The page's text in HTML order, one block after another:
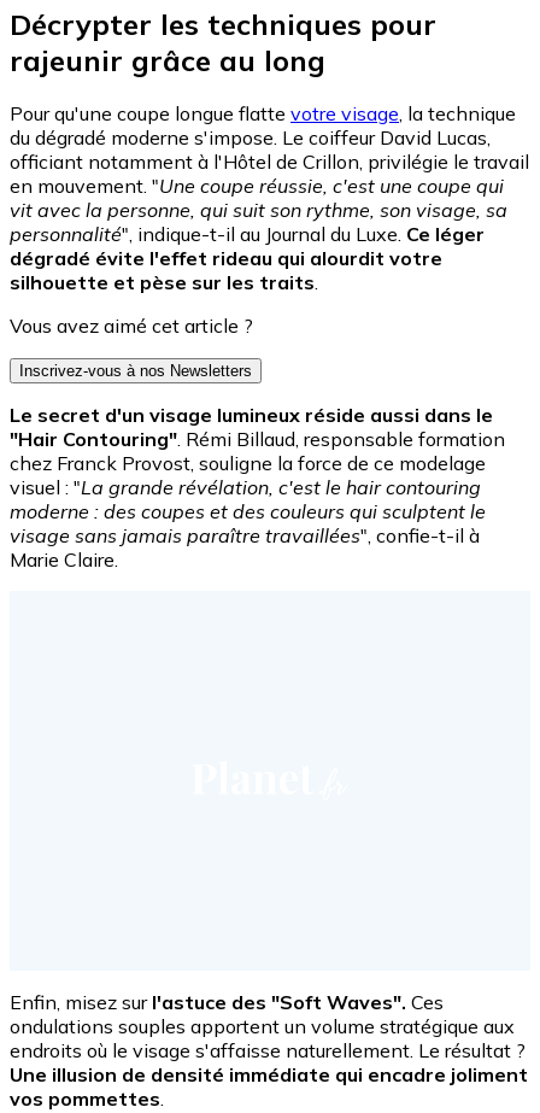
Décrypter les techniques pour
rajeunir grâce au long
Pour qu'une coupe longue flatte votre visage, la technique
du dégradé moderne s'impose. Le coiffeur David Lucas,
officiant notamment à l'Hôtel de Crillon, privilégie le travail
en mouvement. "Une coupe réussie, c'est une coupe qui
vit avec la personne, qui suit son rythme, son visage, sa
personnalité", indique-t-il au Journal du Luxe. Ce léger
dégradé évite l'effet rideau qui alourdit votre
silhouette et pèse sur les traits.
Vous avez aimé cet article ?
Inscrivez-vous à nos Newsletters
Le secret d'un visage lumineux réside aussi dans le
"Hair Contouring". Rémi Billaud, responsable formation
chez Franck Provost, souligne la force de ce modelage
visuel : "La grande révélation, c'est le hair contouring
moderne : des coupes et des couleurs qui sculptent le
visage sans jamais paraître travaillées", confie-t-il à
Marie Claire.
Enfin, misez surl'astuce des "Soft Waves". Ces
ondulations souples apportent un volume stratégique aux
endroits où le visage s'affaisse naturellement. Le résultat ?
Une illusion de densité immédiate qui encadre joliment
vos pommettes.